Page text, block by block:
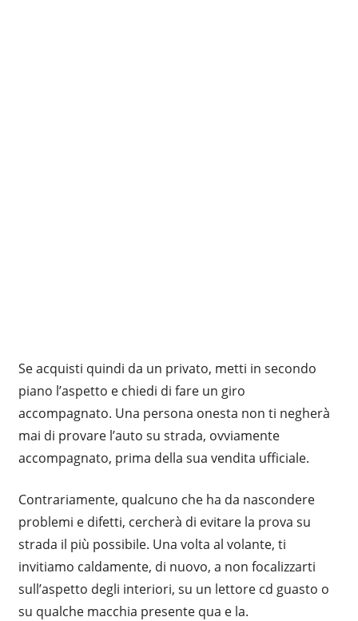
Se acquisti quindi da un privato, metti in secondo
piano l’aspetto e chiedi di fare un giro
accompagnato. Una persona onesta non ti negherà
mai di provare l’auto su strada, ovviamente
accompagnato, prima della sua vendita ufficiale.
Contrariamente, qualcuno che ha da nascondere
problemi e difetti, cercherà di evitare la prova su
strada il più possibile. Una volta al volante, ti
invitiamo caldamente, di nuovo, a non focalizzarti
sull’aspetto degli interiori, su un lettore cd guasto o
su qualche macchia presente qua e la.